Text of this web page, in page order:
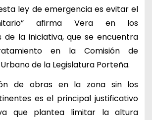
ley de emergencia es evitar el
afirma Vera en los
de la iniciativa, que se encuentra
en la Comisión de
de la Legislatura Porteña.
de obras en la zona sin los
es el principal justificativo
que plantea limitar la altura